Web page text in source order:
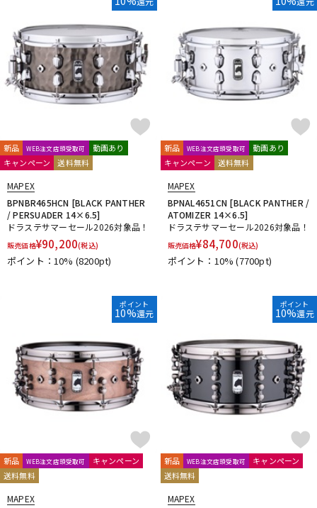
Pro Logix
Pro-mark PROMUCO
Protection Racket
puresound percussion
R-S
Regal Tip REMO Reunion Blues
Revolution Drum
riddim
RimRiser Ring-O
ROC-N-SOC
Roland
Safe Ears
SAKAE DRUMS
SAKAE OSAKA HERITAGE
Schlagwerk Percussion
SJC Custom Drums
SKB
SlapKlatz
Slingerland SONOR SPINBAL
SPIZZICHINO
Super Light
T-Z
TACKLE INSTRUMENT TAMA
TAMBURO
TARA:NOME products
TECHRA
The Hand
Tight Screw
TOSCO Trick drums Turkish
UFIP
YAMAHA
小出 koide
FRANKEN CYMBAL
Dr.Case
ぼっち・ざ・ろっく！
Tandem Drums
新品 WEB注文店頭受取可
動画あり
キャンペーン
送料無料
MAPEX
BPNBR465HCN [BLACK PANTHER
/ PERSUADER 14×6.5]
ドラステサマーセール2026対象品！
販売価格¥90,200(税込)
ポイント：10% (8200pt)
新品 WEB注文店頭受取可
動画あり
キャンペーン
送料無料
MAPEX
BPNAL4651CN [BLACK PANTHER /
ATOMIZER 14×6.5]
ドラステサマーセール2026対象品！
販売価格¥84,700(税込)
ポイント：10%(7700pt)
ポイント
10%還元
新品 WEB注文店頭受取可
キャンペーン
送料無料
MAPEX
ポイント
10%還元
新品 WEB注文店頭受取可
キャンペーン
送料無料
MAPEX